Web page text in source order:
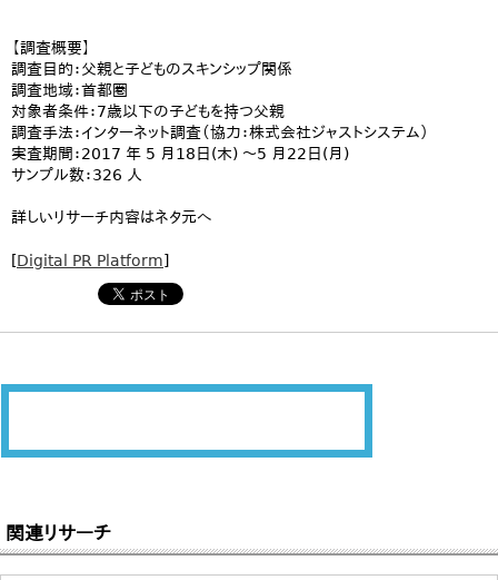
【調査概要】
調査目的：父親と子どものスキンシップ関係
調査地域：首都圏
対象者条件：7歳以下の子どもを持つ父親
調査手法：インターネット調査（協力：株式会社ジャストシステム）
実査期間：2017 年 5 月18日(木) ～5 月22日(月)
サンプル数：326 人
詳しいリサーチ内容はネタ元へ
[Digital PR Platform]
関連リサーチ